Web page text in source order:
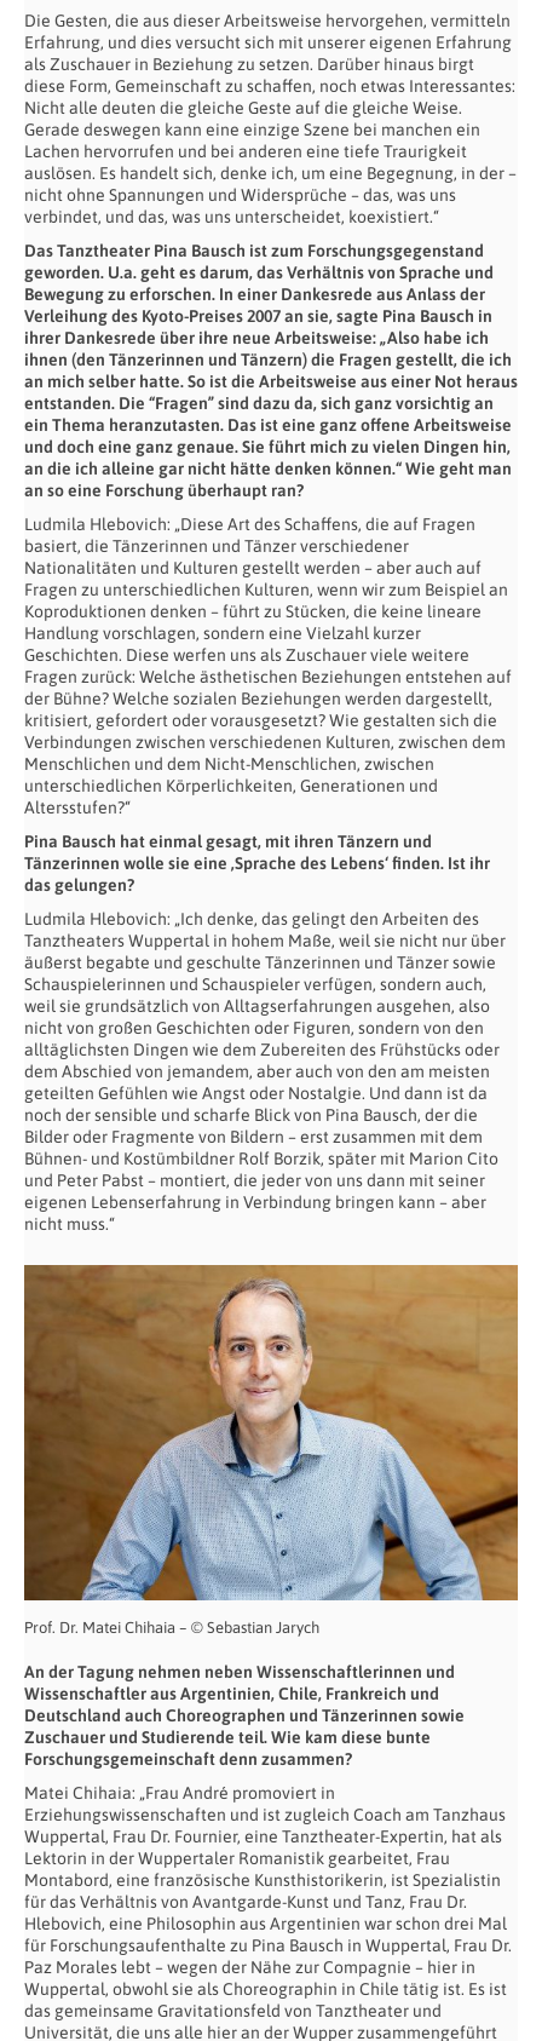
Die Gesten, die aus dieser Arbeitsweise hervorgehen, vermitteln
Erfahrung, und dies versucht sich mit unserer eigenen Erfahrung
als Zuschauer in Beziehung zu setzen. Darüber hinaus birgt
diese Form, Gemeinschaft zu schaffen, noch etwas Interessantes:
Nicht alle deuten die gleiche Geste auf die gleiche Weise.
Gerade deswegen kann eine einzige Szene bei manchen ein
Lachen hervorrufen und bei anderen eine tiefe Traurigkeit
auslösen. Es handelt sich, denke ich, um eine Begegnung, in der –
nicht ohne Spannungen und Widersprüche – das, was uns
verbindet, und das, was uns unterscheidet, koexistiert.“
Das Tanztheater Pina Bausch ist zum Forschungsgegenstand
geworden. U.a. geht es darum, das Verhältnis von Sprache und
Bewegung zu erforschen. In einer Dankesrede aus Anlass der
Verleihung des Kyoto-Preises 2007 an sie, sagte Pina Bausch in
ihrer Dankesrede über ihre neue Arbeitsweise: „Also habe ich
ihnen (den Tänzerinnen und Tänzern) die Fragen gestellt, die ich
an mich selber hatte. So ist die Arbeitsweise aus einer Not heraus
entstanden. Die “Fragen” sind dazu da, sich ganz vorsichtig an
ein Thema heranzutasten. Das ist eine ganz offene Arbeitsweise
und doch eine ganz genaue. Sie führt mich zu vielen Dingen hin,
an die ich alleine gar nicht hätte denken können.“ Wie geht man
an so eine Forschung überhaupt ran?
Ludmila Hlebovich: „Diese Art des Schaffens, die auf Fragen
basiert, die Tänzerinnen und Tänzer verschiedener
Nationalitäten und Kulturen gestellt werden – aber auch auf
Fragen zu unterschiedlichen Kulturen, wenn wir zum Beispiel an
Koproduktionen denken – führt zu Stücken, die keine lineare
Handlung vorschlagen, sondern eine Vielzahl kurzer
Geschichten. Diese werfen uns als Zuschauer viele weitere
Fragen zurück: Welche ästhetischen Beziehungen entstehen auf
der Bühne? Welche sozialen Beziehungen werden dargestellt,
kritisiert, gefordert oder vorausgesetzt? Wie gestalten sich die
Verbindungen zwischen verschiedenen Kulturen, zwischen dem
Menschlichen und dem Nicht-Menschlichen, zwischen
unterschiedlichen Körperlichkeiten, Generationen und
Altersstufen?“
Pina Bausch hat einmal gesagt, mit ihren Tänzern und
Tänzerinnen wolle sie eine ‚Sprache des Lebens‘ finden. Ist ihr
das gelungen?
Ludmila Hlebovich: „Ich denke, das gelingt den Arbeiten des
Tanztheaters Wuppertal in hohem Maße, weil sie nicht nur über
äußerst begabte und geschulte Tänzerinnen und Tänzer sowie
Schauspielerinnen und Schauspieler verfügen, sondern auch,
weil sie grundsätzlich von Alltagserfahrungen ausgehen, also
nicht von großen Geschichten oder Figuren, sondern von den
alltäglichsten Dingen wie dem Zubereiten des Frühstücks oder
dem Abschied von jemandem, aber auch von den am meisten
geteilten Gefühlen wie Angst oder Nostalgie. Und dann ist da
noch der sensible und scharfe Blick von Pina Bausch, der die
Bilder oder Fragmente von Bildern – erst zusammen mit dem
Bühnen- und Kostümbildner Rolf Borzik, später mit Marion Cito
und Peter Pabst – montiert, die jeder von uns dann mit seiner
eigenen Lebenserfahrung in Verbindung bringen kann – aber
nicht muss.“
Prof. Dr. Matei Chihaia – © Sebastian Jarych
An der Tagung nehmen neben Wissenschaftlerinnen und
Wissenschaftler aus Argentinien, Chile, Frankreich und
Deutschland auch Choreographen und Tänzerinnen sowie
Zuschauer und Studierende teil. Wie kam diese bunte
Forschungsgemeinschaft denn zusammen?
Matei Chihaia: „Frau André promoviert in
Erziehungswissenschaften und ist zugleich Coach am Tanzhaus
Wuppertal, Frau Dr. Fournier, eine Tanztheater-Expertin, hat als
Lektorin in der Wuppertaler Romanistik gearbeitet, Frau
Montabord, eine französische Kunsthistorikerin, ist Spezialistin
für das Verhältnis von Avantgarde-Kunst und Tanz, Frau Dr.
Hlebovich, eine Philosophin aus Argentinien war schon drei Mal
für Forschungsaufenthalte zu Pina Bausch in Wuppertal, Frau Dr.
Paz Morales lebt – wegen der Nähe zur Compagnie – hier in
Wuppertal, obwohl sie als Choreographin in Chile tätig ist. Es ist
das gemeinsame Gravitationsfeld von Tanztheater und
Universität, die uns alle hier an der Wupper zusammengeführt